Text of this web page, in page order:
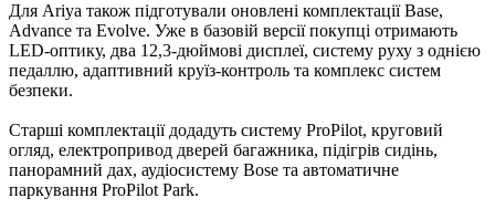
Для Ariya також підготували оновлені комплектації Base,
Advance та Evolve. Уже в базовій версії покупці отримають
LED-оптику, два 12,3-дюймові дисплеї, систему руху з однією
педаллю, адаптивний круїз-контроль та комплекс систем
безпеки.
Старші комплектації додадуть систему ProPilot, круговий
огляд, електропривод дверей багажника, підігрів сидінь,
панорамний дах, аудіосистему Bose та автоматичне
паркування ProPilot Park.